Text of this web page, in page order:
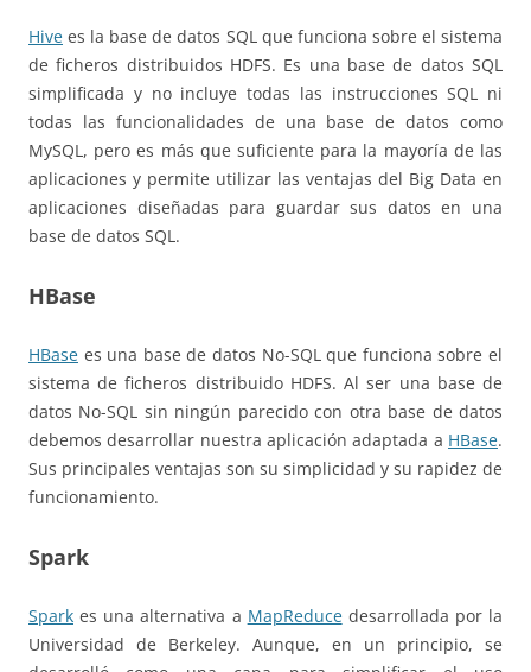
Hive es la base de datos SQL que funciona sobre el sistema
de ficheros distribuidos HDFS. Es una base de datos SQL
simplificada y no incluye todas las instrucciones SQL ni
todas las funcionalidades de una base de datos como
MySQL, pero es más que suficiente para la mayoría de las
aplicaciones y permite utilizar las ventajas del Big Data en
aplicaciones diseñadas para guardar sus datos en una
base de datos SQL.
HBase
HBase es una base de datos No-SQL que funciona sobre el
sistema de ficheros distribuido HDFS. Al ser una base de
datos No-SQL sin ningún parecido con otra base de datos
debemos desarrollar nuestra aplicación adaptada a HBase.
Sus principales ventajas son su simplicidad y su rapidez de
funcionamiento.
Spark
Spark es una alternativa a MapReducedesarrollada por la
Universidad de Berkeley. Aunque, en un principio, se